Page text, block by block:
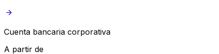
Cuenta bancaria corporativa
A partir de